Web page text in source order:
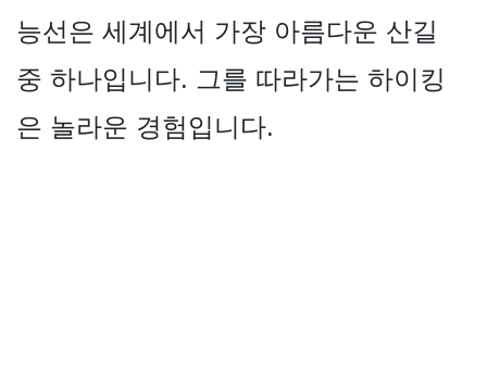
능선은 세계에서 가장 아름다운 산길
중 하나입니다. 그를 따라가는 하이킹
은 놀라운 경험입니다.